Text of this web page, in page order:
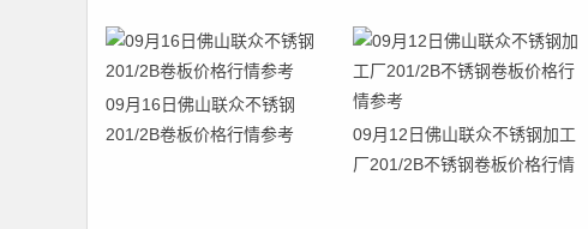
09月16日佛山联众不锈钢
201/2B卷板价格行情参考
09月12日佛山联众不锈钢加工
厂201/2B不锈钢卷板价格行情